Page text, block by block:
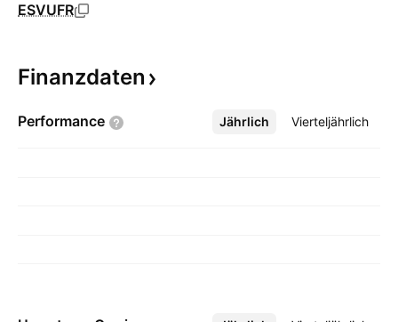
ESVUFR
Finanzdaten
Performance Jährlich Vierteljährlich
Mehr